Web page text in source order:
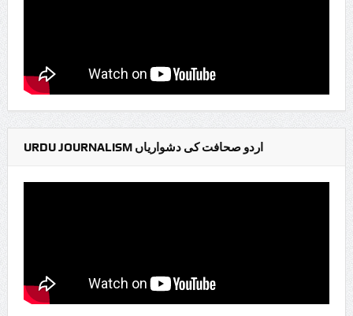
URDU JOURNALISM اردو صحافت کی دشواریاں